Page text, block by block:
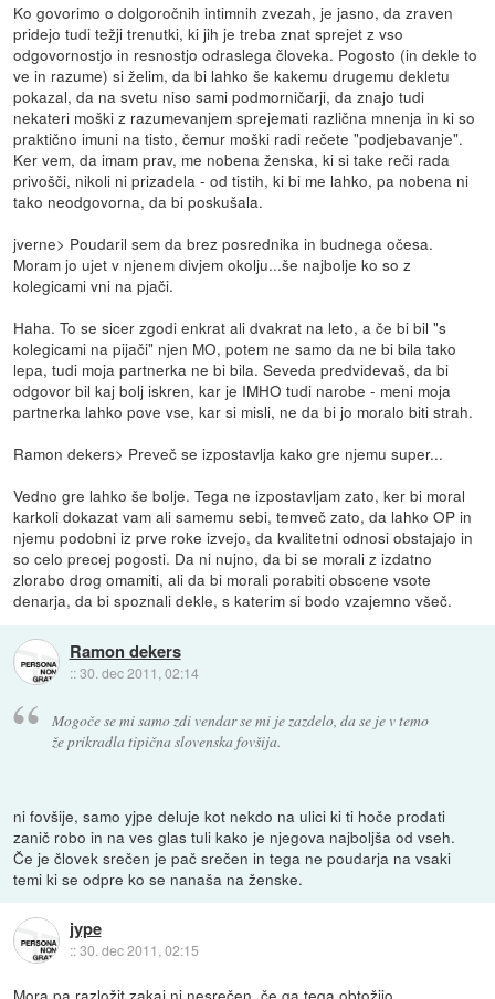
Ko govorimo o dolgoročnih intimnih zvezah, je jasno, da zraven
pridejo tudi težji trenutki, ki jih je treba znat sprejet z vso
odgovornostjo in resnostjo odraslega človeka. Pogosto (in dekle to
ve in razume) si želim, da bi lahko še kakemu drugemu dekletu
pokazal, da na svetu niso sami podmorničarji, da znajo tudi
nekateri moški z razumevanjem sprejemati različna mnenja in ki so
praktično imuni na tisto, čemur moški radi rečete "podjebavanje".
Ker vem, da imam prav, me nobena ženska, ki si take reči rada
privošči, nikoli ni prizadela - od tistih, ki bi me lahko, pa nobena ni
tako neodgovorna, da bi poskušala.
jverne> Poudaril sem da brez posrednika in budnega očesa.
Moram jo ujet v njenem divjem okolju...še najbolje ko so z
kolegicami vni na pjači.
Haha. To se sicer zgodi enkrat ali dvakrat na leto, a če bi bil "s
kolegicami na pijači" njen MO, potem ne samo da ne bi bila tako
lepa, tudi moja partnerka ne bi bila. Seveda predvidevaš, da bi
odgovor bil kaj bolj iskren, kar je IMHO tudi narobe - meni moja
partnerka lahko pove vse, kar si misli, ne da bi jo moralo biti strah.
Ramon dekers> Preveč se izpostavlja kako gre njemu super...
Vedno gre lahko še bolje. Tega ne izpostavljam zato, ker bi moral
karkoli dokazat vam ali samemu sebi, temveč zato, da lahko OP in
njemu podobni iz prve roke izvejo, da kvalitetni odnosi obstajajo in
so celo precej pogosti. Da ni nujno, da bi se morali z izdatno
zlorabo drog omamiti, ali da bi morali porabiti obscene vsote
denarja, da bi spoznali dekle, s katerim si bodo vzajemno všeč.
Ramon dekers
::30. dec 2011, 02:14
Mogoče se mi samo zdi vendar se mi je zazdelo, da se je v temo
že prikradla tipična slovenska fovšija.
ni fovšije, samo yjpe deluje kot nekdo na ulici ki ti hoče prodati
zanič robo in na ves glas tuli kako je njegova najboljša od vseh.
Če je človek srečen je pač srečen in tega ne poudarja na vsaki
temi ki se odpre ko se nanaša na ženske.
jype
::30. dec 2011, 02:15